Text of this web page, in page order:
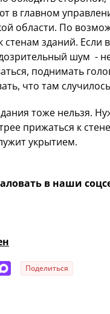
в главном
области. По
стенам зданий. Если
шум -
поднимать
что там
тоже нельзя.
прижаться к
укрытием.
в наши
Поделиться